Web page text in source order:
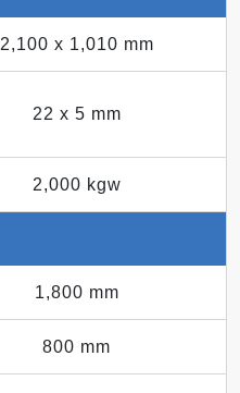
2,100 x 1,010 mm
22 x 5 mm
2,000 kgw
1,800 mm
800 mm